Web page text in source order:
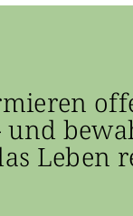
und
Leben